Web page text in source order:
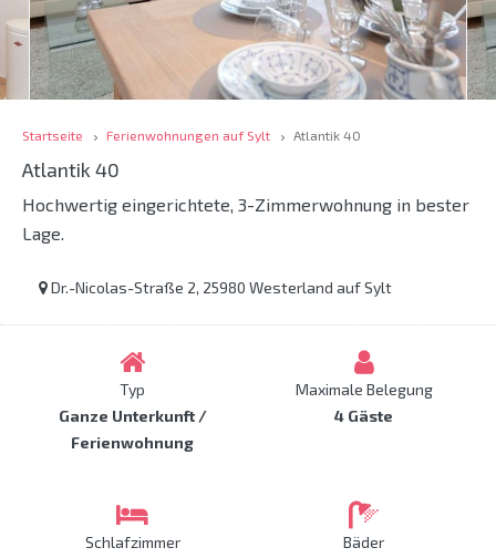
Startseite Ferienwohnungen auf Sylt Atlantik 40
Atlantik 40
Hochwertig eingerichtete, 3-Zimmerwohnung in bester
Lage.
Dr.-Nicolas-Straße 2, 25980 Westerland auf Sylt
Typ
Ganze Unterkunft /
Ferienwohnung
Maximale Belegung
4 Gäste
Schlafzimmer
Bäder